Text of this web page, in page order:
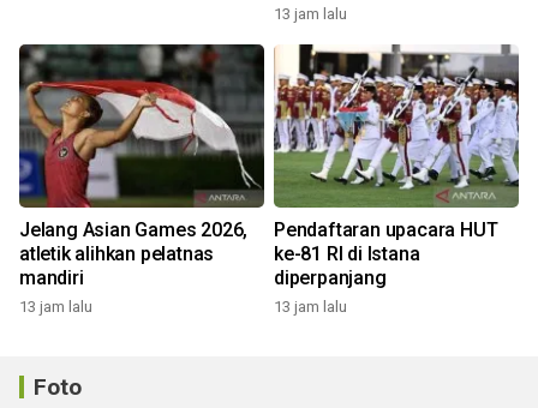
13 jam lalu
Jelang Asian Games 2026,
atletik alihkan pelatnas
mandiri
13 jam lalu
Pendaftaran upacara HUT
ke-81 RI di Istana
diperpanjang
13 jam lalu
Foto